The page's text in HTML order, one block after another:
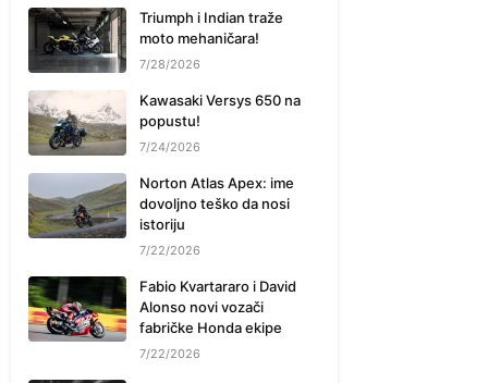
Triumph i Indian traže
moto mehaničara!
7/28/2026
Kawasaki Versys 650 na
popustu!
7/24/2026
Norton Atlas Apex: ime
dovoljno teško da nosi
istoriju
7/22/2026
Fabio Kvartararo i David
Alonso novi vozači
fabričke Honda ekipe
7/22/2026